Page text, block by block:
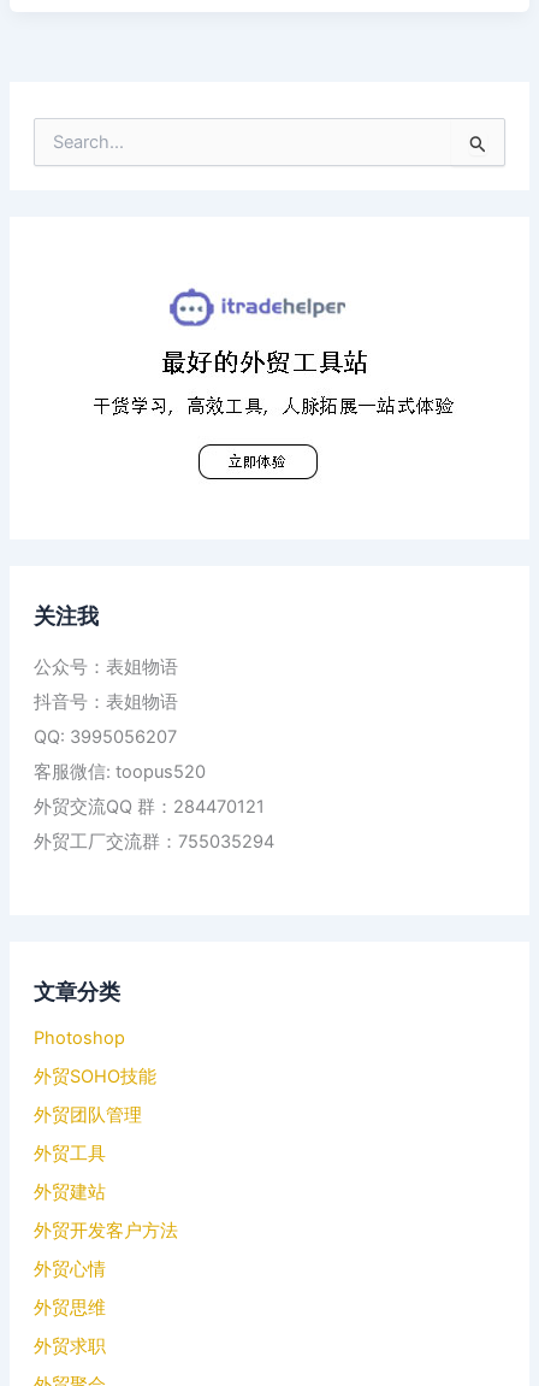
索
关注我
公众号：表姐物语
抖音号：表姐物语
QQ: 3995056207
客服微信: toopus520
外贸交流QQ 群：284470121
外贸工厂交流群：755035294
文章分类
Photoshop
外贸SOHO技能
外贸团队管理
外贸工具
外贸建站
外贸开发客户方法
外贸心情
外贸思维
外贸求职